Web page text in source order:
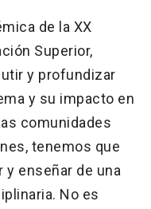
de la XX
Superior,
y profundizar
y su impacto en
comunidades
tenemos que
enseñar de una
No es